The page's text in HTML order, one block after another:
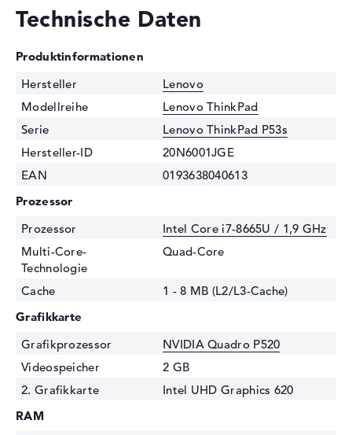
Technische Daten
Produktinformationen
Hersteller
Lenovo
Modellreihe
Lenovo ThinkPad
Serie
Lenovo ThinkPad P53s
Hersteller-ID
20N6001JGE
EAN
0193638040613
Prozessor
Prozessor
Intel Core i7-8665U / 1,9 GHz
Multi-Core-
Technologie
Quad-Core
Cache
1 - 8 MB (L2/L3-Cache)
Grafikkarte
Grafikprozessor
NVIDIA Quadro P520
Videospeicher
2 GB
2. Grafikkarte
Intel UHD Graphics 620
RAM